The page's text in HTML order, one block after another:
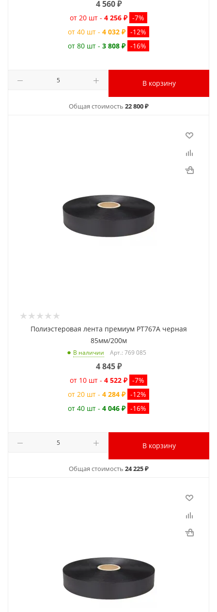
4 560₽
от 20 шт - 4 256 ₽ -7%
от 40 шт - 4 032 ₽ -12%
от 80 шт - 3 808 ₽ -16%
В корзину
Общая стоимость 22 800 ₽
Полиэстеровая лента премиум PT767A черная
85мм/200м
В наличии Арт.: 769 085
4 845₽
от 10 шт - 4 522 ₽ -7%
от 20 шт - 4 284 ₽ -12%
от 40 шт - 4 046 ₽ -16%
В корзину
Общая стоимость 24 225 ₽